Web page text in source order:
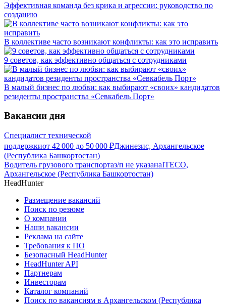
Эффективная команда без крика и агрессии: руководство по
созданию
В коллективе часто возникают конфликты: как это исправить
9 советов, как эффективно общаться с сотрудниками
В малый бизнес по любви: как выбирают «своих» кандидатов
резиденты пространства «Севкабель Порт»
Вакансии дня
Специалист технической
поддержкиот 42 000 до 50 000 ₽Джинезис, Архангельское
(Республика Башкортостан)
Водитель грузового транспортаз/п не указанаITECO,
Архангельское (Республика Башкортостан)
HeadHunter
Размещение вакансий
Поиск по резюме
О компании
Наши вакансии
Реклама на сайте
Требования к ПО
Безопасный HeadHunter
HeadHunter API
Партнерам
Инвесторам
Каталог компаний
Поиск по вакансиям в Архангельском (Республика